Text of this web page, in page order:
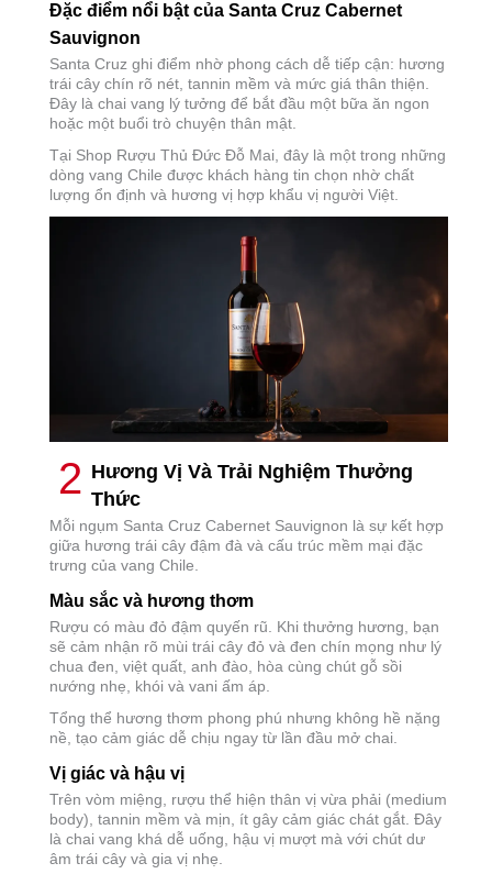
Đặc điểm nổi bật của Santa Cruz Cabernet
Sauvignon
Santa Cruz ghi điểm nhờ phong cách dễ tiếp cận: hương
trái cây chín rõ nét, tannin mềm và mức giá thân thiện.
Đây là chai vang lý tưởng để bắt đầu một bữa ăn ngon
hoặc một buổi trò chuyện thân mật.
Tại Shop Rượu Thủ Đức Đỗ Mai, đây là một trong những
dòng vang Chile được khách hàng tin chọn nhờ chất
lượng ổn định và hương vị hợp khẩu vị người Việt.
2 Hương Vị Và Trải Nghiệm Thưởng
Thức
Mỗi ngụm Santa Cruz Cabernet Sauvignon là sự kết hợp
giữa hương trái cây đậm đà và cấu trúc mềm mại đặc
trưng của vang Chile.
Màu sắc và hương thơm
Rượu có màu đỏ đậm quyến rũ. Khi thưởng hương, bạn
sẽ cảm nhận rõ mùi trái cây đỏ và đen chín mọng như lý
chua đen, việt quất, anh đào, hòa cùng chút gỗ sồi
nướng nhẹ, khói và vani ấm áp.
Tổng thể hương thơm phong phú nhưng không hề nặng
nề, tạo cảm giác dễ chịu ngay từ lần đầu mở chai.
Vị giác và hậu vị
Trên vòm miệng, rượu thể hiện thân vị vừa phải (medium
body), tannin mềm và mịn, ít gây cảm giác chát gắt. Đây
là chai vang khá dễ uống, hậu vị mượt mà với chút dư
âm trái cây và gia vị nhẹ.